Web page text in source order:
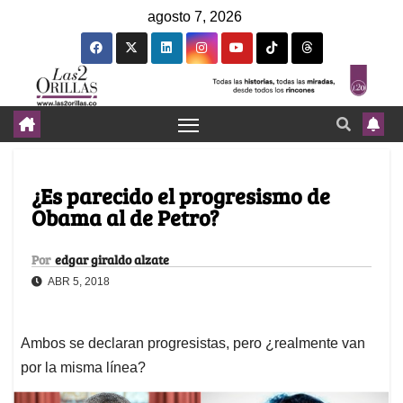
agosto 7, 2026
¿Es parecido el progresismo de
Obama al de Petro?
Por edgar giraldo alzate
ABR 5, 2018
Ambos se declaran progresistas, pero ¿realmente van
por la misma línea?